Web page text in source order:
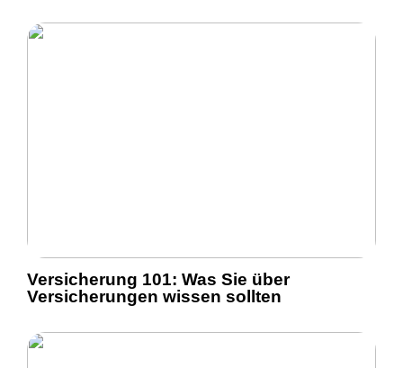
Versicherung 101: Was Sie über
Versicherungen wissen sollten